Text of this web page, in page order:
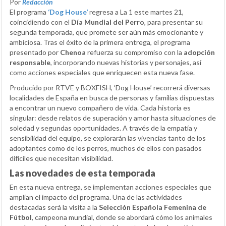
El programa ‘Dog House’regresa a La 1 este martes 21,
coincidiendo con el Día Mundial del Perro, para presentar su
segunda temporada, que promete ser aún más emocionante y
ambiciosa. Tras el éxito de la primera entrega, el programa
presentado por Chenoa refuerza su compromiso con la adopción
responsable, incorporando nuevas historias y personajes, así
como acciones especiales que enriquecen esta nueva fase.
Producido por RTVE y BOXFISH, ‘Dog House’ recorrerá diversas
localidades de España en busca de personas y familias dispuestas
a encontrar un nuevo compañero de vida. Cada historia es
singular: desde relatos de superación y amor hasta situaciones de
soledad y segundas oportunidades. A través de la empatía y
sensibilidad del equipo, se explorarán las vivencias tanto de los
adoptantes como de los perros, muchos de ellos con pasados
difíciles que necesitan visibilidad.
Las novedades de esta temporada
En esta nueva entrega, se implementan acciones especiales que
amplían el impacto del programa. Una de las actividades
destacadas será la visita a la Selección Española Femenina de
Fútbol, campeona mundial, donde se abordará cómo los animales